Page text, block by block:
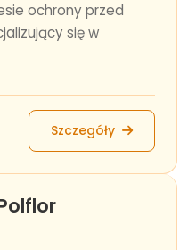
ochrony przed
się w
Szczegóły